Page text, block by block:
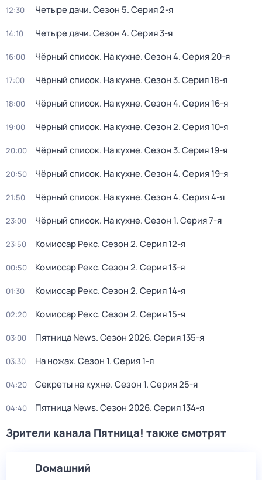
12:30 Четыре дачи. Сезон 5. Серия 2-я
14:10 Четыре дачи. Сезон 4. Серия 3-я
16:00 Чёрный список. На кухне. Сезон 4. Серия 20-я
17:00 Чёрный список. На кухне. Сезон 3. Серия 18-я
18:00 Чёрный список. На кухне. Сезон 4. Серия 16-я
19:00 Чёрный список. На кухне. Сезон 2. Серия 10-я
20:00 Чёрный список. На кухне. Сезон 3. Серия 19-я
20:50 Чёрный список. На кухне. Сезон 4. Серия 19-я
21:50 Чёрный список. На кухне. Сезон 4. Серия 4-я
23:00 Чёрный список. На кухне. Сезон 1. Серия 7-я
23:50 Комиссар Рекс. Сезон 2. Серия 12-я
00:50 Комиссар Рекс. Сезон 2. Серия 13-я
01:30 Комиссар Рекс. Сезон 2. Серия 14-я
02:20 Комиссар Рекс. Сезон 2. Серия 15-я
03:00 Пятница News. Сезон 2026. Серия 135-я
03:30 На ножах. Сезон 1. Серия 1-я
04:20 Секреты на кухне. Сезон 1. Серия 25-я
04:40 Пятница News. Сезон 2026. Серия 134-я
Зрители канала Пятница! также смотрят
Dомашний